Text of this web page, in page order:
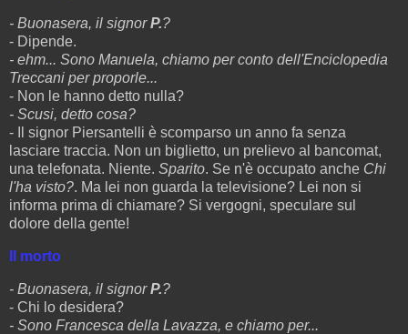
- Buonasera, il signorP.?
- Dipende.
- ehm... Sono Manuela, chiamo per conto dell'Enciclopedia
Treccani per proporle...
- Non le hanno detto nulla?
- Scusi, detto cosa?
- Il signor Piersantelli è scomparso un anno fa senza
lasciare traccia. Non un biglietto, un prelievo al bancomat,
una telefonata. Niente. Sparito. Se n'è occupato anche Chi
l'ha visto?. Ma lei non guarda la televisione? Lei non si
informa prima di chiamare? Si vergogni, speculare sul
dolore della gente!
Il morto
- Buonasera, il signorP.?
- Chi lo desidera?
- Sono Francesca della Lavazza, e chiamo per...